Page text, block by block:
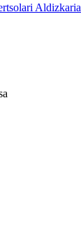
Aldizkaria